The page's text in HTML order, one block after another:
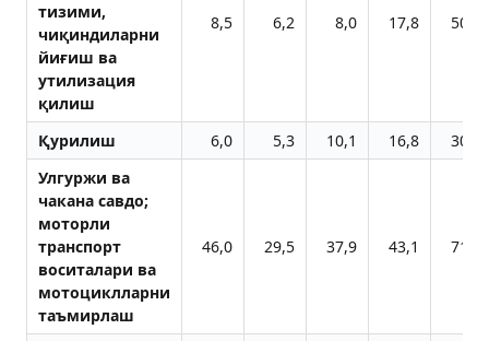
тизими,
чиқиндиларни
йиғиш ва
утилизация
қилиш
8,5 6,2 8,0 17,8 50,2
Қурилиш 6,0 5,3 10,1 16,8
30,7
Улгуржи ва
чакана савдо;
моторли
транспорт
воситалари ва
мотоциклларни
таъмирлаш
46,0 29,5 37,9 43,1 71,8